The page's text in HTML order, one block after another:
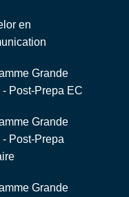
en
Grande
- Post-Prepa EC
Grande
- Post-Prepa
Grande